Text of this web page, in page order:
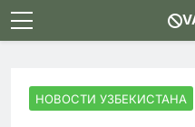
Skip
to
НОВОСТИ УЗБЕКИСТАНА